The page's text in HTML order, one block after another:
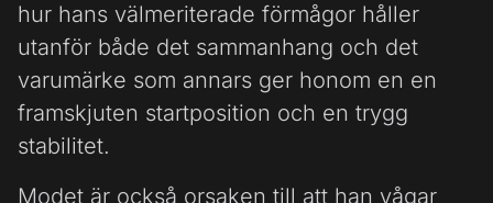
hur hans välmeriterade förmågor håller
utanför både det sammanhang och det
varumärke som annars ger honom en en
framskjuten startposition och en trygg
stabilitet.
Modet är också orsaken till att han vågar